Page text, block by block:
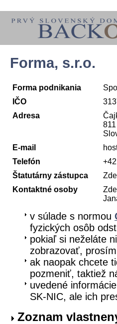
Forma, s.r.o.
Forma podnikania
IČO
Adresa
E-mail
Telefón
Štatutárny zástupca
Kontaktné osoby
v súlade s normou
fyzických osôb
pokiaľ si neželáte
zobrazovať, prosím
ak naopak chcete
pozmeniť, taktiež
uvedené
SK-NIC, ale ich
Zoznam